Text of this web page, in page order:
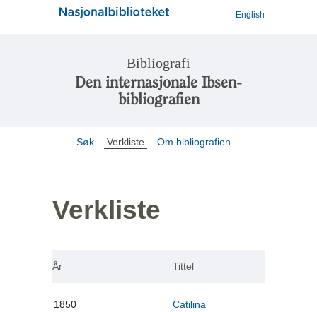
English
Bibliografi
Den internasjonale Ibsen-
bibliografien
Søk Verkliste Om bibliografien
Verkliste
År Tittel
1850 Catilina